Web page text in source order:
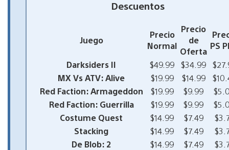
Descuentos
Juego
Precio
Normal
Precio
de
Oferta
PS
Darksiders II
$49.99 $34.99
MX Vs ATV: Alive
$19.99 $14.99
Red Faction: Armageddon
$19.99 $9.99
Red Faction: Guerrilla
$19.99 $9.99
Costume Quest
$14.99 $7.49
Stacking
$14.99 $7.49
De Blob: 2
$14.99 $7.49